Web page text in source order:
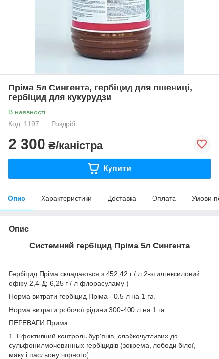
Пріма 5л Сингента, гербіцид для пшениці,
гербіцид для кукурудзи
В наявності
Код: 1197
Роздріб
2 300 ₴/каністра
Купити
Опис Характеристики Доставка Оплата Умови
Опис
Системний гербіцид Пріма 5л Сингента
Гербіцид Пріма складається з 452,42 г / л 2-этилгексиловий
ефіру 2,4-Д; 6,25 г / л флорасуламу )
Норма витрати гербіцид Пріма - 0.5 л на 1 га.
Норма витрати робочої рідини 300-400 л на 1 га.
ПЕРЕВАГИ Прима:
1. Ефективний контроль бур'янів, слабкочутливих до
сульфонилмочевинных гербіцидів (зокрема, лободи білої,
маку і пасльону чорного)